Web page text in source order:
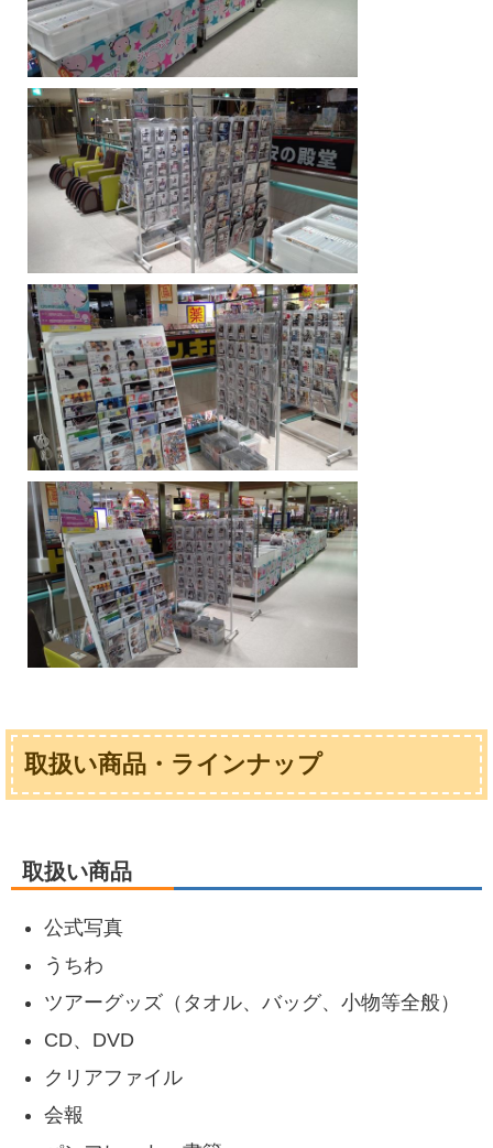
取扱い商品・ラインナップ
取扱い商品
公式写真
うちわ
ツアーグッズ（タオル、バッグ、小物等全般）
CD、DVD
クリアファイル
会報